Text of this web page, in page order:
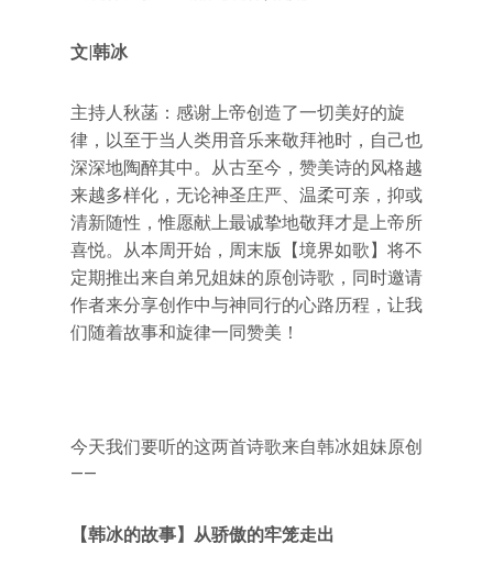
文|韩冰
主持人秋菡：感谢上帝创造了一切美好的旋
律，以至于当人类用音乐来敬拜祂时，自己也
深深地陶醉其中。从古至今，赞美诗的风格越
来越多样化，无论神圣庄严、温柔可亲，抑或
清新随性，惟愿献上最诚挚地敬拜才是上帝所
喜悦。从本周开始，周末版【境界如歌】将不
定期推出来自弟兄姐妹的原创诗歌，同时邀请
作者来分享创作中与神同行的心路历程，让我
们随着故事和旋律一同赞美！
今天我们要听的这两首诗歌来自韩冰姐妹原创
——
【韩冰的故事】从骄傲的牢笼走出